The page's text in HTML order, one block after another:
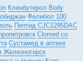
Кленбутерол Body
Фелибол 100
Пептид CJC1295DAC
Clomed со
Сустамед в аптеке